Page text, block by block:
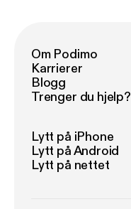
Om Podimo
Karrierer
Blogg
Trenger du hjelp?
Lytt på iPhone
Lytt på Android
Lytt på nettet